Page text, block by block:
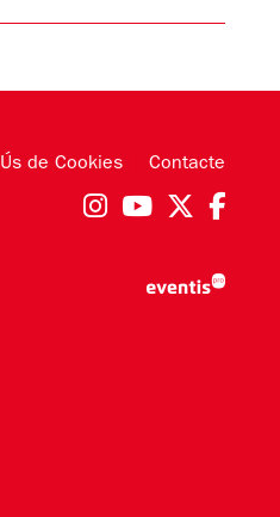
Ús de Cookies Contacte
Link aLink aLink a
Link